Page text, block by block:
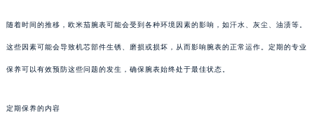
随着时间的推移，欧米茄腕表可能会受到各种环境因素的影响，如汗水、灰尘、油渍等。
这些因素可能会导致机芯部件生锈、磨损或损坏，从而影响腕表的正常运作。定期的专业
保养可以有效预防这些问题的发生，确保腕表始终处于最佳状态。
定期保养的内容